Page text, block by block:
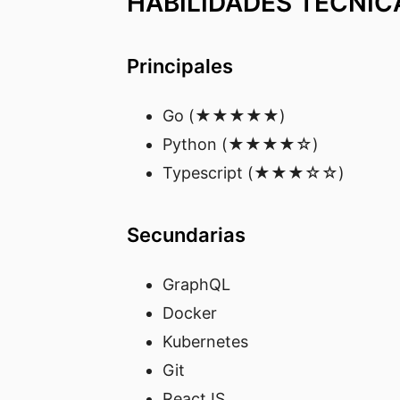
Principales
Go (★★★★★)
Python (★★★★☆)
Typescript (★★★☆☆)
Secundarias
GraphQL
Docker
Kubernetes
Git